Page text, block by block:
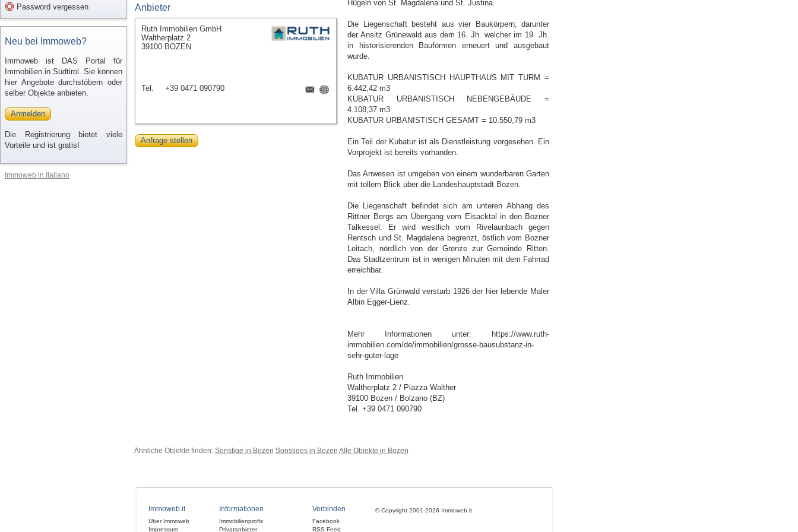
Password vergessen
Neu bei Immoweb?
Immoweb ist DAS Portal für
Immobilien in Südtirol. Sie können
hier Angebote durchstöbern oder
selber Objekte anbieten.
Anmelden
Die Registrierung bietet viele
Vorteile und ist gratis!
Immoweb in Italiano
Hügeln von St. Magdalena und St. Justina.
Die Liegenschaft besteht aus vier Baukörpern; darunter
der Ansitz Grünewald aus dem 16. Jh. welcher im 19. Jh.
in historisierenden Bauformen erneuert und ausgebaut
wurde.
KUBATUR URBANISTISCH HAUPTHAUS MIT TURM =
6.442,42 m3
KUBATUR URBANISTISCH NEBENGEBÄUDE =
4.108,37 m3
KUBATUR URBANISTISCH GESAMT = 10.550,79 m3
Ein Teil der Kubatur ist als Dienstleistung vorgesehen. Ein
Vorprojekt ist bereits vorhanden.
Das Anwesen ist umgeben von einem wunderbaren Garten
mit tollem Blick über die Landeshauptstadt Bozen.
Die Liegenschaft befindet sich am unteren Abhang des
Rittner Bergs am Übergang vom Eisacktal in den Bozner
Talkessel. Er wird westlich vom Rivelaunbach gegen
Rentsch und St. Magdalena begrenzt, östlich vom Bozner
Leitach, nördlich von der Grenze zur Gemeinde Ritten.
Das Stadtzentrum ist in wenigen Minuten mit dem Fahrrad
erreichbar.
In der Villa Grünwald verstarb 1926 der hier lebende Maler
Albin Egger-Lienz.
Mehr Informationen unter: https://www.ruth-
immobilien.com/de/immobilien/grosse-bausubstanz-in-
sehr-guter-lage
Ruth Immobilien
Waltherplatz 2 / Piazza Walther
39100 Bozen / Bolzano (BZ)
Tel. +39 0471 090790
Anbieter
Ruth Immobilien GmbH
Waltherplatz 2
39100 BOZEN
Tel. +39 0471 090790
Anfrage stellen
Ähnliche Objekte finden: Sonstige in Bozen Sonstiges in Bozen Alle Objekte in Bozen
Immoweb.it
Über Immoweb
Impressum
Informationen
Immobilienprofis
Privatanbieter
Verbinden
Facebook
RSS Feed
© Copyright 2001-2026 Immoweb.it